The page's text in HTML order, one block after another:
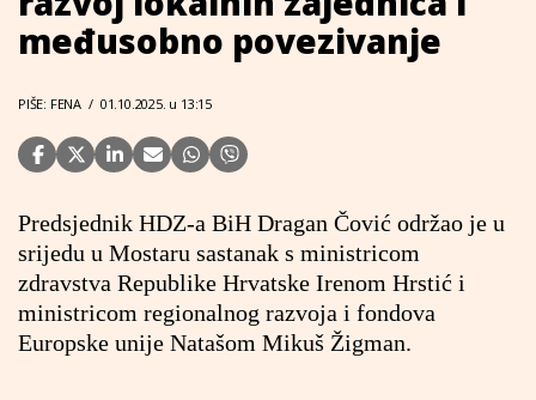
međusobno povezivanje
PIŠE: FENA / 01.10.2025. u 13:15
Predsjednik HDZ-a BiH Dragan Čović održao je u
srijedu u Mostaru sastanak s ministricom
zdravstva Republike Hrvatske Irenom Hrstić i
ministricom regionalnog razvoja i fondova
Europske unije Natašom Mikuš Žigman.